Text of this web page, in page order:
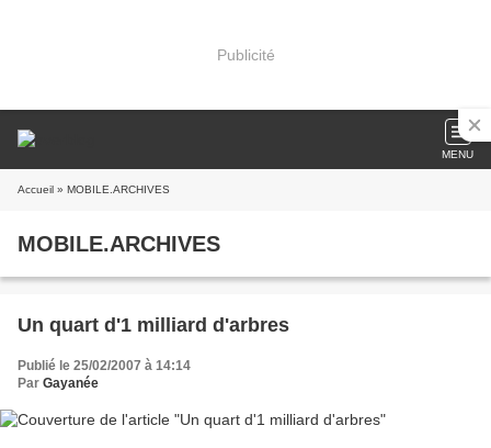
Publicité
MENU
Accueil » MOBILE.ARCHIVES
MOBILE.ARCHIVES
Un quart d'1 milliard d'arbres
Publié le 25/02/2007 à 14:14
Par Gayanée